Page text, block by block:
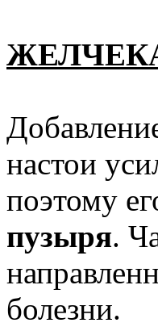
настои
поэтому
пузыря.
болезни.